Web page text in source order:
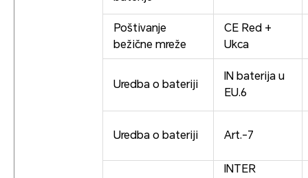
Poštivanje
bežične mreže
CE Red +
Ukca
Uredba o bateriji
IN baterija u
EU.6
Uredba o bateriji Art.-7
INTER